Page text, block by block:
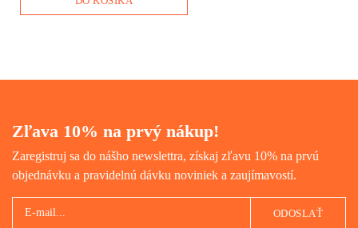
Zľava 10% na prvý nákup!
Zaregistruj sa do nášho newslettra, získaj zľavu 10% na prvú
objednávku a pravidelnú dávku noviniek a zaujímavostí.
ODOSLAŤ